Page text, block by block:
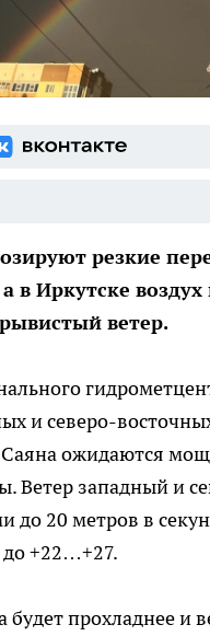
резкие
в Иркутске
ветер.
и северо-
Саяна ожидаются
Ветер западный и
до 20 метров в
+22…+27.
будет прохладнее и